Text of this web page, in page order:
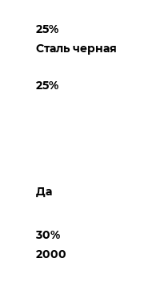
25%
Сталь черная
25%
Да
30%
2000